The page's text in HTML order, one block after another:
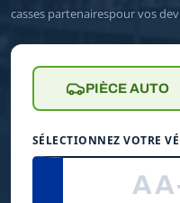
casses partenairespour vos
PIÈCE AUTO
SÉLECTIONNEZ VOTRE